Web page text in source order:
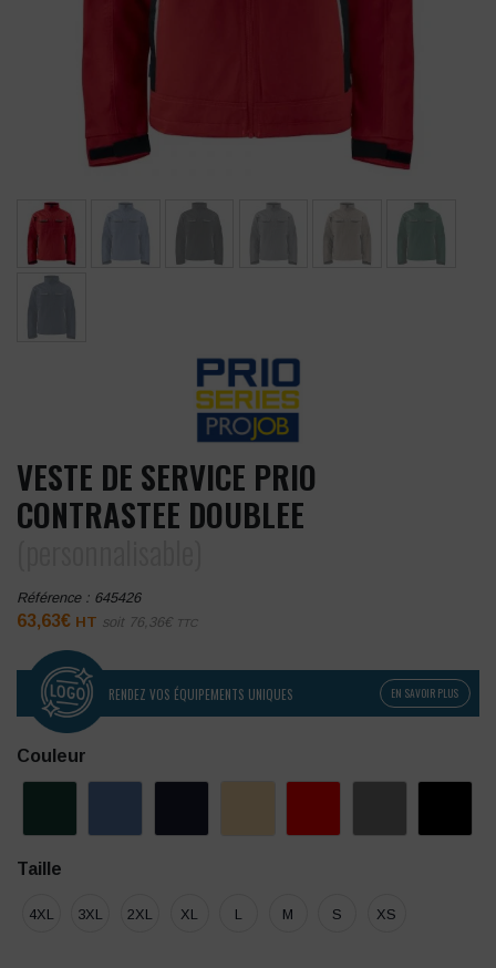
VESTE DE SERVICE PRIO
CONTRASTEE DOUBLEE
Référence : 645426
63,63€ HT soit 76,36€ TTC
RENDEZ VOS ÉQUIPEMENTS UNIQUES EN SAVOIR PLUS
Couleur
Taille
4XL 3XL 2XL XL L M S XS